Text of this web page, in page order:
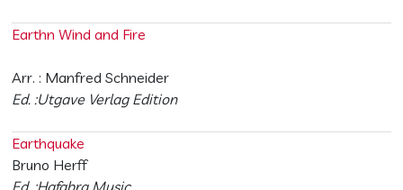
Earthn Wind and Fire
Arr. : Manfred Schneider
Ed. :Utgave Verlag Edition
Earthquake
Bruno Herff
Ed. :Hafabra Music